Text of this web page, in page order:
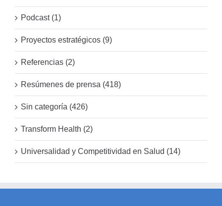
Podcast (1)
Proyectos estratégicos (9)
Referencias (2)
Resúmenes de prensa (418)
Sin categoría (426)
Transform Health (2)
Universalidad y Competitividad en Salud (14)